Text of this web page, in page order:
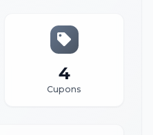
4
Cupons